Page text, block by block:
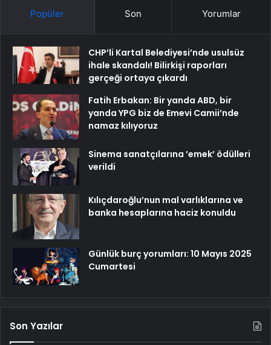
Popüler Son Yorumlar
CHP’li Kartal Belediyesi’nde usulsüz
ihale skandalı! Bilirkişi raporları
gerçeği ortaya çıkardı
Fatih Erbakan: Bir yanda ABD, bir
yanda YPG biz de Emevi Camii’nde
namaz kılıyoruz
Sinema sanatçılarına ’emek’ ödülleri
verildi
Kılıçdaroğlu’nun mal varlıklarına ve
banka hesaplarına haciz konuldu
Günlük burç yorumları: 10 Mayıs 2025
Cumartesi
Son Yazılar